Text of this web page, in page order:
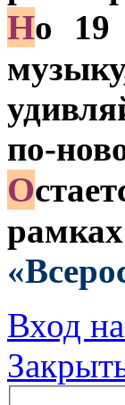
Но 19
по-
О
Вход